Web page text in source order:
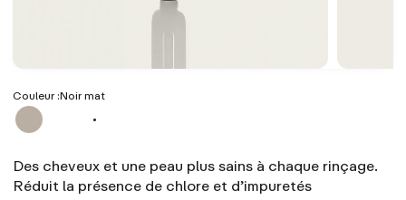
Couleur :Noir mat
Des cheveux et une peau plus sains à chaque rinçage.
Réduit la présence de chlore et d’impuretés